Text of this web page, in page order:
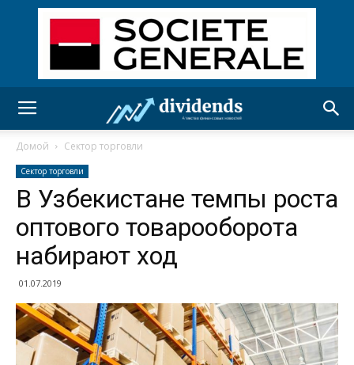
Домой Сектор торговли
Сектор торговли
В Узбекистане темпы роста
оптового товарооборота
набирают ход
01.07.2019